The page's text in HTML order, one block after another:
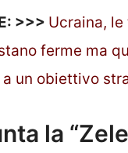
>>> Ucraina,
ferme ma
un obiettivo
la